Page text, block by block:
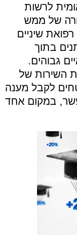
לרשות
של ממש
שיניים
בתוך
גבוהים.
השירות של
לקבל מענה
במקום אחד